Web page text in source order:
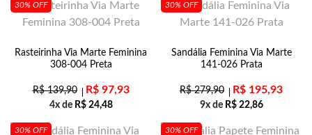
30% OFF
Rasteirinha Via Marte Feminina
308-004 Preta
R$139,90 R$97,93
4x de R$24,48
30% OFF
Sandália Feminina Via Marte
141-026 Prata
R$279,90 R$ 195,93
9x de R$22,86
30% OFF 30% OFF